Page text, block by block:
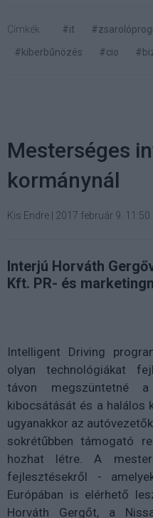
Címkék: #it
#kiberbűnözés
#cio
Mesterséges
kormánynál
Kis Endre 2017 február 9. 11:50
Interjú Horváth
Kft. PR- és
Intelligent Driving
olyan technológiákat
távon megszüntetné a
kibocsátását és a halálos
ugyanakkor az
sokrétűbben támogató
hozhat létre. A
fejlesztésekről -
Európában is elérhető
Horváth Gergőt, a